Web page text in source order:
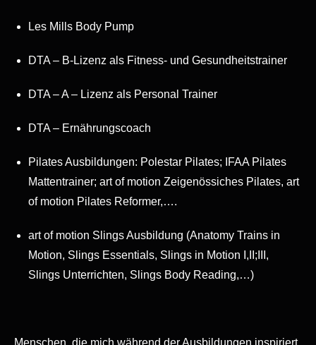
Les Mills Body Pump
DTA – B-Lizenz als Fitness- und Gesundheitstrainer
DTA – A – Lizenz als Personal Trainer
DTA – Ernährungscoach
Pilates Ausbildungen: Polestar Pilates; IFAA Pilates
Mattentrainer; art of motion Zeigenössiches Pilates, art
of motion Pilates Reformer,….
art of motion Slings Ausbildung (Anatomy Trains in
Motion, Slings Essentials, Slings in Motion I,II;III,
Slings Unterrichten, Slings Body Reading,…)